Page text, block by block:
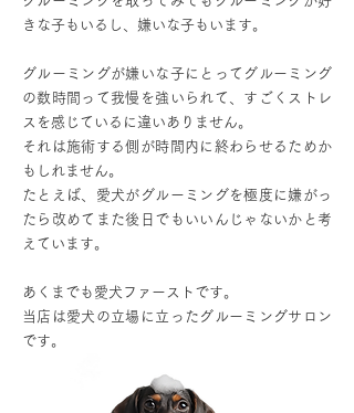
きな子もいるし、嫌いな子もいます。
グルーミングが嫌いな子にとってグルーミング
の数時間って我慢を強いられて、すごくストレ
スを感じているに違いありません。
それは施術する側が時間内に終わらせるためか
もしれません。
たとえば、愛犬がグルーミングを極度に嫌がっ
たら改めてまた後日でもいいんじゃないかと考
えています。
あくまでも愛犬ファーストです。
当店は愛犬の立場に立ったグルーミングサロン
です。